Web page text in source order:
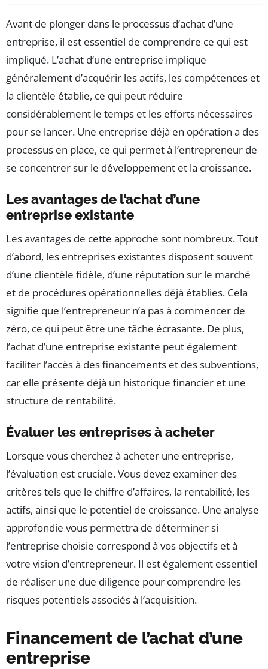
Avant de plonger dans le processus d’achat d’une
entreprise, il est essentiel de comprendre ce qui est
impliqué. L’achat d’une entreprise implique
généralement d’acquérir les actifs, les compétences et
la clientèle établie, ce qui peut réduire
considérablement le temps et les efforts nécessaires
pour se lancer. Une entreprise déjà en opération a des
processus en place, ce qui permet à l’entrepreneur de
se concentrer sur le développement et la croissance.
Les avantages de l’achat d’une
entreprise existante
Les avantages de cette approche sont nombreux. Tout
d’abord, les entreprises existantes disposent souvent
d’une clientèle fidèle, d’une réputation sur le marché
et de procédures opérationnelles déjà établies. Cela
signifie que l’entrepreneur n’a pas à commencer de
zéro, ce qui peut être une tâche écrasante. De plus,
l’achat d’une entreprise existante peut également
faciliter l’accès à des financements et des subventions,
car elle présente déjà un historique financier et une
structure de rentabilité.
Évaluer les entreprises à acheter
Lorsque vous cherchez à acheter une entreprise,
l’évaluation est cruciale. Vous devez examiner des
critères tels que le chiffre d’affaires, la rentabilité, les
actifs, ainsi que le potentiel de croissance. Une analyse
approfondie vous permettra de déterminer si
l’entreprise choisie correspond à vos objectifs et à
votre vision d’entrepreneur. Il est également essentiel
de réaliser une due diligence pour comprendre les
risques potentiels associés à l’acquisition.
Financement de l’achat d’une
entreprise